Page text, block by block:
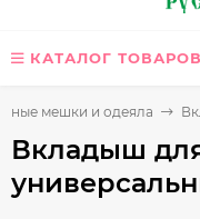
КАТАЛОГ ТОВАРОВ
мешки и одеяла
Вкладыш